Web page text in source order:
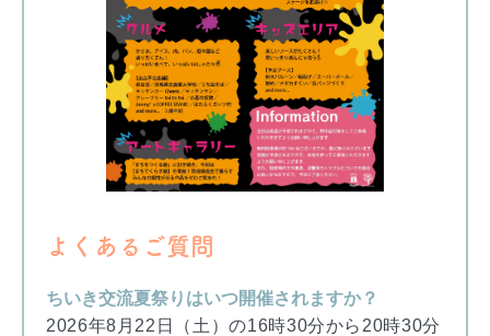
よくあるご質問
ちいき交流夏祭りはいつ開催されますか？
2026年8月22日（土）の16時30分から20時30分